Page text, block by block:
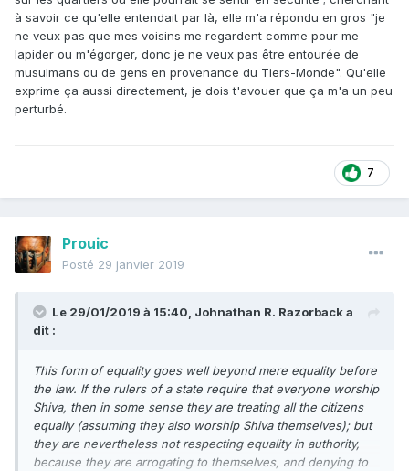
à savoir ce qu'elle entendait par là, elle m'a répondu en gros "je
ne veux pas que mes voisins me regardent comme pour me
lapider ou m'égorger, donc je ne veux pas être entourée de
musulmans ou de gens en provenance du Tiers-Monde". Qu'elle
exprime ça aussi directement, je dois t'avouer que ça m'a un peu
perturbé.
7
Prouic
Posté 29 janvier 2019
Le 29/01/2019 à 15:40, Johnathan R. Razorbacka
dit :
This form of equality goes well beyond mere equality before
the law. If the rulers of a state require that everyone worship
Shiva, then in some sense they are treating all the citizens
equally (assuming they also worship Shiva themselves); but
they are nevertheless not respecting equality in authority,
because they are arrogating to themselves, and denying to